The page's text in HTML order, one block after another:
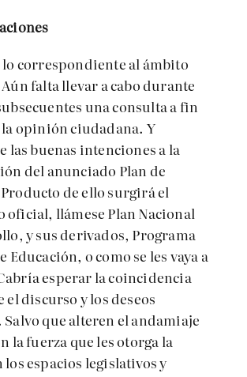
lo correspondiente al ámbito
falta llevar a cabo durante
una consulta a fin
la opinión ciudadana. Y
las buenas intenciones a la
del anunciado Plan de
de ello surgirá el
oficial, llámese Plan Nacional
y sus derivados, Programa
Educación, o como se les vaya a
esperar la coincidencia
el discurso y los deseos
que alteren el andamiaje
la fuerza que les otorga la
los espacios legislativos y